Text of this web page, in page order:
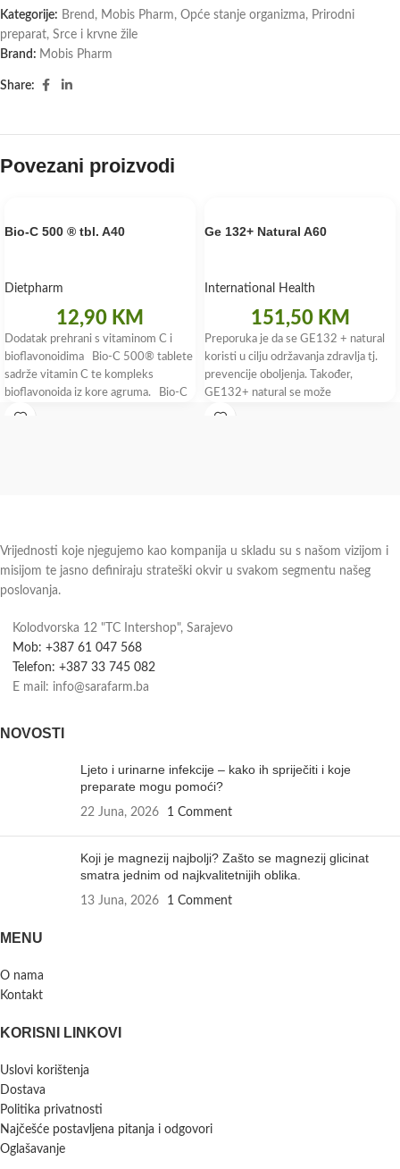
Kategorije: Brend , Mobis Pharm, Opće stanje organizma, Prirodni
preparat, Srce i krvne žile
Brand: Mobis Pharm
Share:
Povezani proizvodi
Bio-C 500 ® tbl. A40
Dietpharm
12,90 KM
Dodatak prehrani s vitaminom C i
bioflavonoidima Bio-C 500® tablete
sadrže vitamin C te kompleks
bioflavonoida iz kore agruma. Bio-C
Ge 132+ Natural A60
International Health
151,50 KM
Preporuka je da se GE132 + natural
koristi u cilju održavanja zdravlja tj.
prevencije oboljenja. Također,
GE132+ natural se može
Vrijednosti koje njegujemo kao kompanija u skladu su s našom vizijom i
misijom te jasno definiraju strateški okvir u svakom segmentu našeg
poslovanja.
Kolodvorska 12 "TC Intershop", Sarajevo
Mob: +387 61 047 568
Telefon: +387 33 745 082
E mail: info@sarafarm.ba
NOVOSTI
Ljeto i urinarne infekcije – kako ih spriječiti i koje
preparate mogu pomoći?
22 Juna, 2026 1 Comment
Koji je magnezij najbolji? Zašto se magnezij glicinat
smatra jednim od najkvalitetnijih oblika.
13 Juna, 2026 1 Comment
MENU
O nama
Kontakt
KORISNI LINKOVI
Uslovi korištenja
Dostava
Politika privatnosti
Najčešće postavljena pitanja i odgovori
Oglašavanje